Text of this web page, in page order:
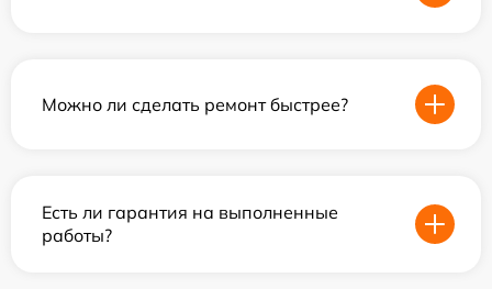
Можно ли сделать ремонт быстрее?
Есть ли гарантия на выполненные
работы?